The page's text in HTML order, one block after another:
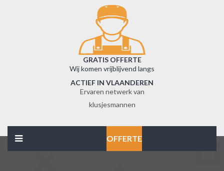
GRATIS OFFERTE
Wij komen vrijblijvend langs
ACTIEF IN VLAANDEREN
Ervaren netwerk van
klusjesmannen
OFFERTE